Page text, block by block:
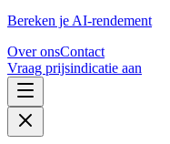
Bereken je AI-rendement
Over onsContact
Vraag prijsindicatie aan